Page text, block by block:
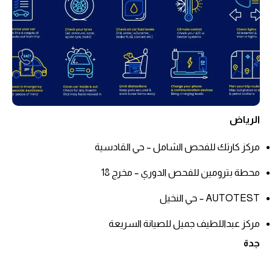
الرياض
مركز كارتك للفحص الشامل – حي القادسية
محطة بترومين للفحص الدوري – مخرج 18
AUTOTEST – حي النخيل
مركز عبداللطيف جميل للصيانة السريعة
جدة